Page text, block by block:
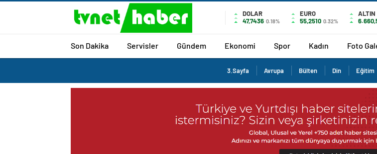
DOLAR
47,7436 0.18%
EURO
55,2510 0.32%
ALTIN
Son Dakika Servisler Gündem Ekonomi Spor Kadın Foto
3.Sayfa Avrupa Bülten Din Eğitim